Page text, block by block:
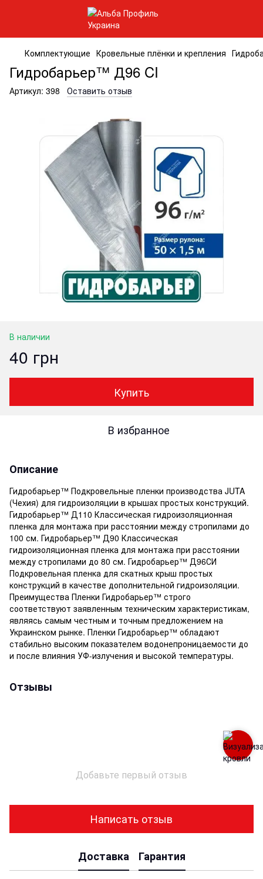
Комплектующие Кровельные плёнки и крепления
Гидробарьер™ Д96 CI
Артикул: 398 Оставить отзыв
В наличии
40 грн
Купить
В избранное
Описание
Гидробарьер™ Подкровельные пленки производства JUTA
(Чехия) для гидроизоляции в крышах простых конструкций.
Гидробарьер™ Д110 Классическая гидроизоляционная
пленка для монтажа при расстоянии между стропилами до
100 см. Гидробарьер™ Д90 Классическая
гидроизоляционная пленка для монтажа при расстоянии
между стропилами до 80 см. Гидробарьер™ Д96СИ
Подкровельная пленка для скатных крыш простых
конструкций в качестве дополнительной гидроизоляции.
Преимущества Пленки Гидробарьер™ строго
соответствуют заявленным техническим характеристикам,
являясь самым честным и точным предложением на
Украинском рынке. Пленки Гидробарьер™ обладают
стабильно высоким показателем водонепроницаемости до
и после влияния УФ-излучения и высокой температуры.
Отзывы
Добавьте первый отзыв
Написать отзыв
Доставка Гарантия